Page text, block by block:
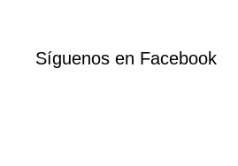
Síguenos en Facebook